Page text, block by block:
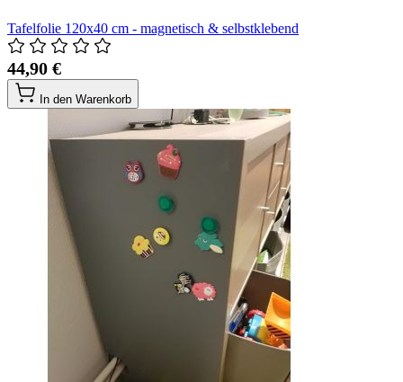
Tafelfolie 120x40 cm - magnetisch & selbstklebend
44,90 €
In den Warenkorb